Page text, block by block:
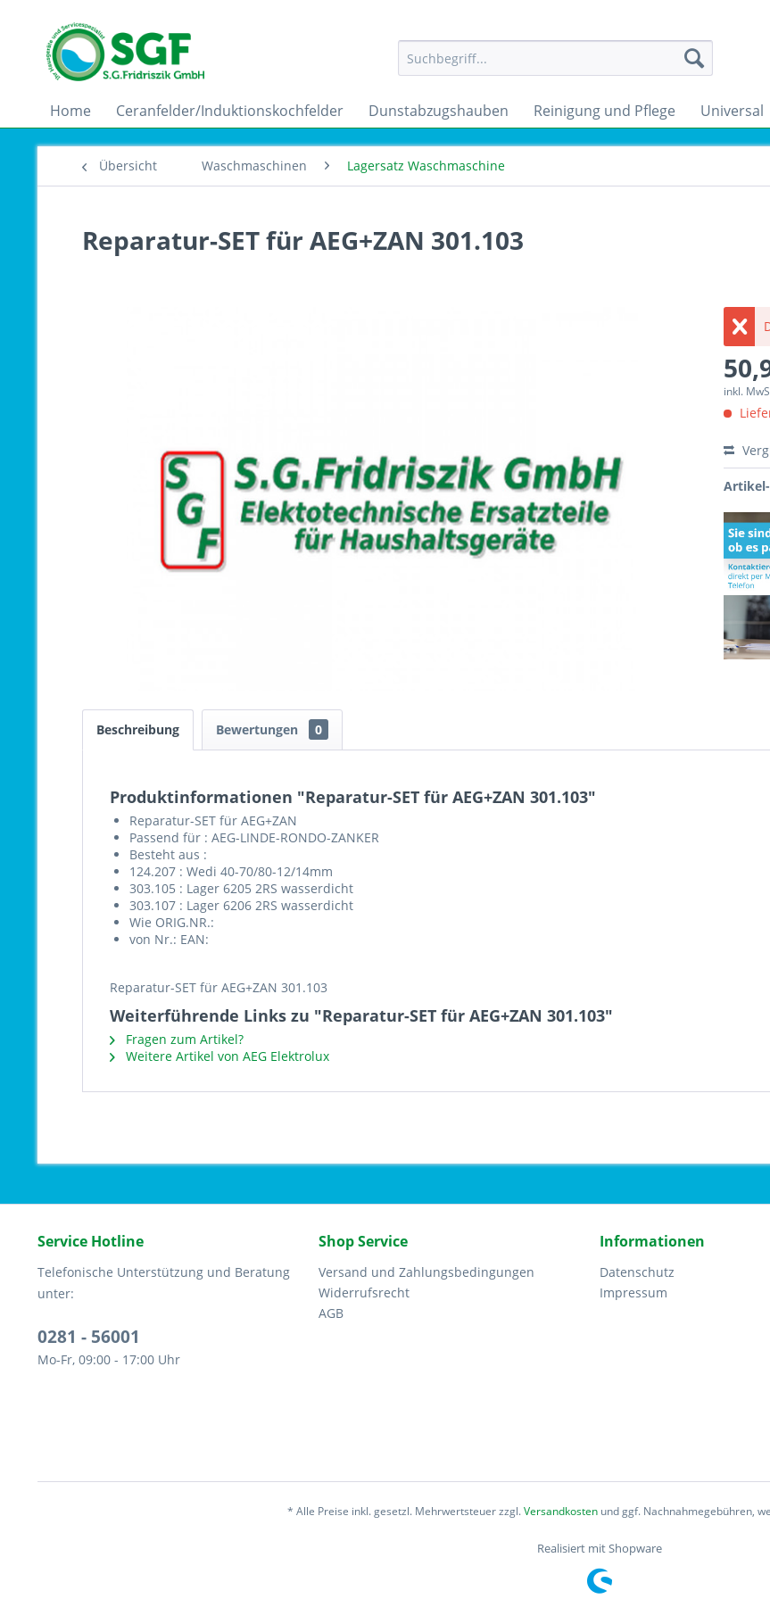
Home Ceranfelder/Induktionskochfelder Dunstabzugshauben Reinigung und Pflege Universal
Übersicht Waschmaschinen Lagersatz Waschmaschine
Reparatur-SET für AEG+ZAN 301.103
inkl.
Beschreibung Bewertungen 0
Produktinformationen "Reparatur-SET für AEG+ZAN 301.103"
Reparatur-SET für AEG+ZAN
Passend für : AEG-LINDE-RONDO-ZANKER
Besteht aus :
124.207 : Wedi 40-70/80-12/14mm
303.105 : Lager 6205 2RS wasserdicht
303.107 : Lager 6206 2RS wasserdicht
Wie ORIG.NR.:
von Nr.: EAN:
Reparatur-SET für AEG+ZAN 301.103
Weiterführende Links zu "Reparatur-SET für AEG+ZAN 301.103"
Fragen zum Artikel?
Weitere Artikel von AEG Elektrolux
Service Hotline
Telefonische Unterstützung und Beratung
unter:
0281 - 56001
Mo-Fr, 09:00 - 17:00 Uhr
Shop Service
Versand und Zahlungsbedingungen
Widerrufsrecht
AGB
Informationen
Datenschutz
Impressum
* Alle Preise inkl. gesetzl. Mehrwertsteuer zzgl.Versandkostenund ggf. Nachnahmegebühren,
Realisiert mit Shopware